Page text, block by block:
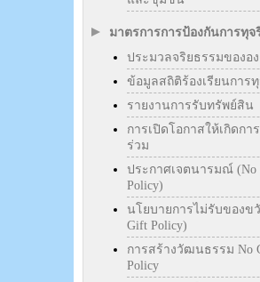
มาตรการการป้องกันการทุจ
ประมวลจริยธรรมของอ
ข้อมูลสถิติร้องเรียนการ
รายงานการรับทรัพย์สิน
การเปิดโอกาสให้เกิดกา
ร่วม
ประกาศเจตนารมณ์ (No
Policy)
นโยบายการไม่รับของข
Gift Policy)
การสร้างวัฒนธรรม No
Policy